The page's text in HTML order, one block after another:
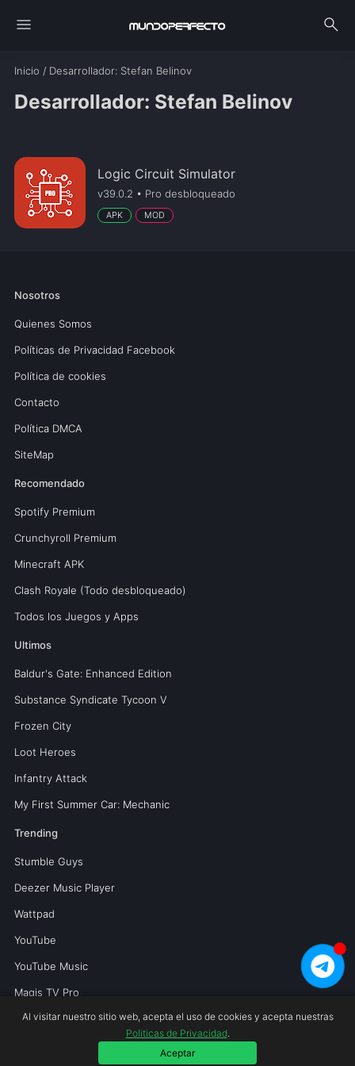
menu search
Inicio / Desarrollador: Stefan Belinov
Desarrollador: Stefan Belinov
Logic Circuit Simulator
v39.0.2 • Pro desbloqueado
APK MOD
Nosotros
Quienes Somos
Políticas de Privacidad Facebook
Política de cookies
Contacto
Política DMCA
SiteMap
Recomendado
Spotify Premium
Crunchyroll Premium
Minecraft APK
Clash Royale (Todo desbloqueado)
Todos los Juegos y Apps
Ultimos
Baldur's Gate: Enhanced Edition
Substance Syndicate Tycoon V
Frozen City
Loot Heroes
Infantry Attack
My First Summer Car: Mechanic
Trending
Stumble Guys
Deezer Music Player
Wattpad
YouTube
YouTube Music
Magis TV Pro
Copyright © 2026 Mundoperfecto.net.
Al visitar nuestro sitio web, acepta el uso de cookies y acepta nuestras
Politicas de Privacidad.
Aceptar